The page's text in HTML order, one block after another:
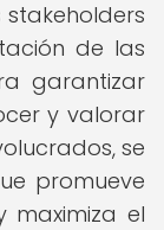
de las
garantizar
y valorar
se
promueve
maximiza el